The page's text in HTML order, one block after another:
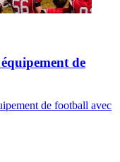
de
de football avec